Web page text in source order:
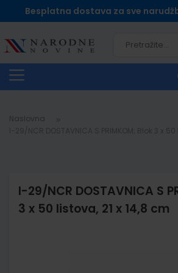
Besplatna dostava za sve
Naslovna
I-29/NCR DOSTAVNICA S
3 x 50 listova, 21 x 14,8 cm